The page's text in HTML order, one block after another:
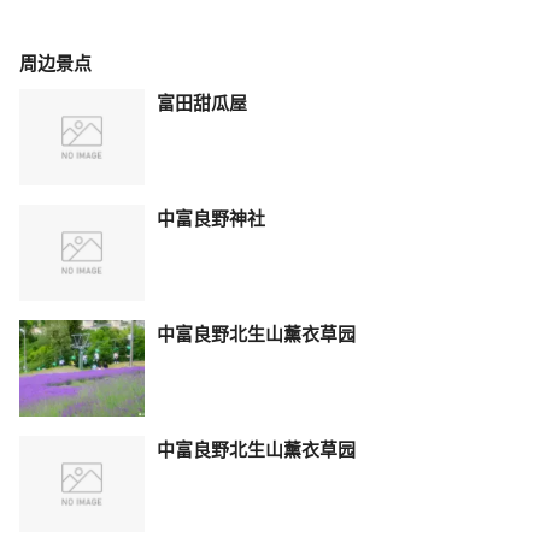
周边景点
富田甜瓜屋
中富良野神社
中富良野北生山薰衣草园
中富良野北生山薰衣草园